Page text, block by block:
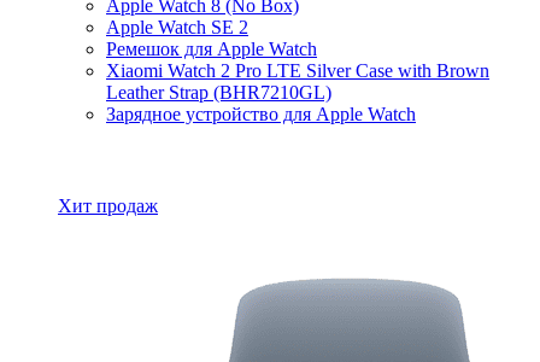
Apple Watch 8 (No Box)
Apple Watch SE 2
Ремешок для Apple Watch
Xiaomi Watch 2 Pro LTE Silver Case with Brown
Leather Strap (BHR7210GL)
Зарядное устройство для Apple Watch
Хит продаж